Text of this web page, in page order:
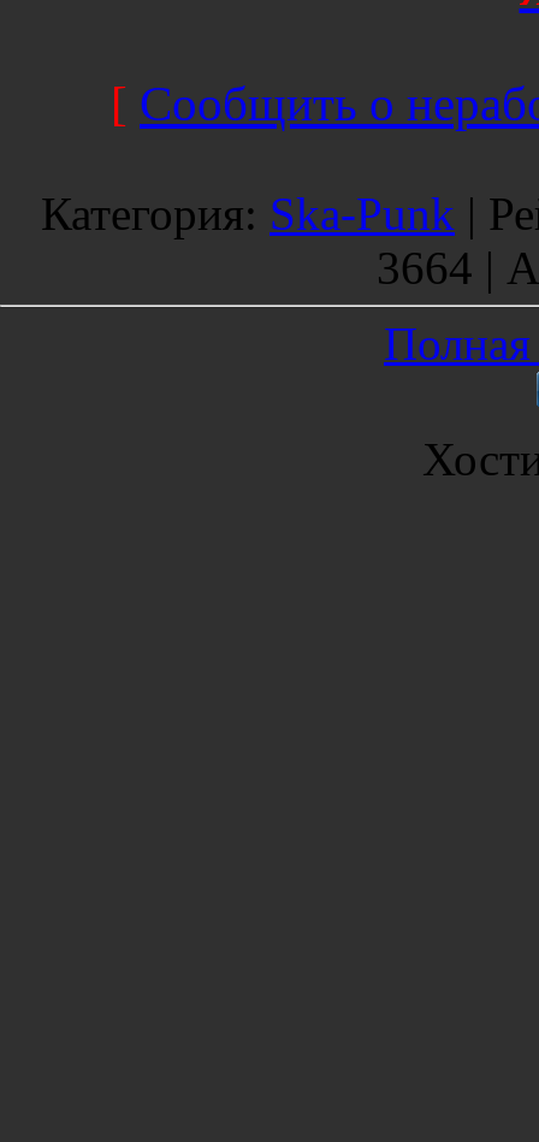
[ Сообщить о
Категория: Ska-Punk |
3664 |
Полная